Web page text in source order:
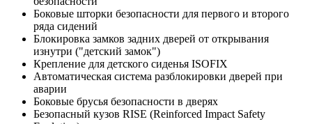
Боковые шторки безопасности для первого и второго
ряда сидений
Блокировка замков задних дверей от открывания
изнутри ("детский замок")
Крепление для детского сиденья ISOFIX
Автоматическая система разблокировки дверей при
аварии
Боковые брусья безопасности в дверях
Безопасный кузов RISE (Reinforced Impact Safety